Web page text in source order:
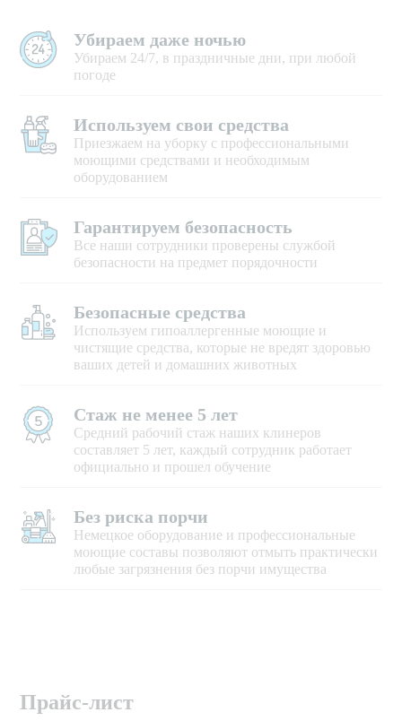
Убираем даже ночью
Убираем 24/7, в праздничные дни, при любой
погоде
Используем свои средства
Приезжаем на уборку с профессиональными
моющими средствами и необходимым
оборудованием
Гарантируем безопасность
Все наши сотрудники проверены службой
безопасности на предмет порядочности
Безопасные средства
Используем гипоаллергенные моющие и
чистящие средства, которые не вредят здоровью
ваших детей и домашних животных
Стаж не менее 5 лет
Средний рабочий стаж наших клинеров
составляет 5 лет, каждый сотрудник работает
официально и прошел обучение
Без риска порчи
Немецкое оборудование и профессиональные
моющие составы позволяют отмыть практически
любые загрязнения без порчи имущества
Прайс-лист